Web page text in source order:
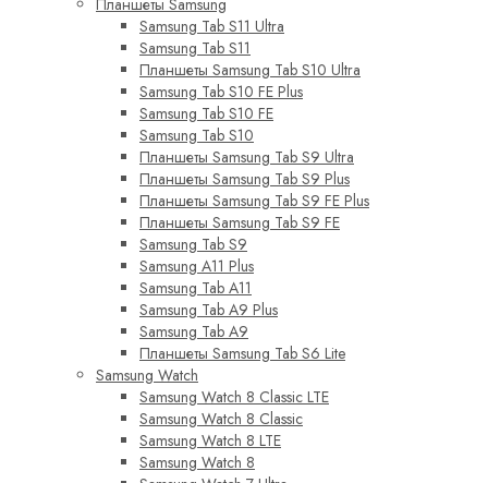
Планшеты Samsung
Samsung Tab S11 Ultra
Samsung Tab S11
Планшеты Samsung Tab S10 Ultra
Samsung Tab S10 FE Plus
Samsung Tab S10 FE
Samsung Tab S10
Планшеты Samsung Tab S9 Ultra
Планшеты Samsung Tab S9 Plus
Планшеты Samsung Tab S9 FE Plus
Планшеты Samsung Tab S9 FE
Samsung Tab S9
Samsung A11 Plus
Samsung Tab A11
Samsung Tab A9 Plus
Samsung Tab A9
Планшеты Samsung Tab S6 Lite
Samsung Watch
Samsung Watch 8 Classic LTE
Samsung Watch 8 Classic
Samsung Watch 8 LTE
Samsung Watch 8